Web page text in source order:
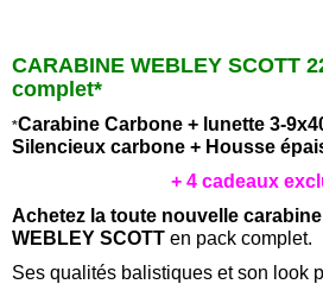
CARABINE WEBLEY SCOTT
complet*
*Carabine Carbone + lunette 3-
Silencieux carbone + Housse
+ 4 cadeaux
Achetez la toute nouvelle
WEBLEY SCOTT en pack complet.
Ses qualités balistiques et son look